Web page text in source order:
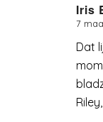
Iris
7
Dat